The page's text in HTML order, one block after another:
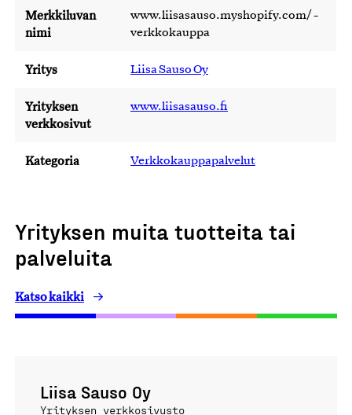
Merkkiluvan
nimi
www.liisasauso.myshopify.com/ -
verkkokauppa
Yritys Liisa Sauso Oy
Yrityksen
verkkosivut
www.liisasauso.fi
Kategoria Verkkokauppapalvelut
Yrityksen muita tuotteita tai
palveluita
Katso kaikki
Liisa Sauso Oy
Yrityksen verkkosivusto